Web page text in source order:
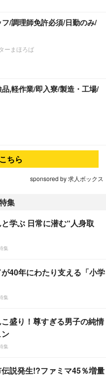
フ/調理師免許必須/日勤のみ/
ーまほろば
,軽作業/即入寮/製造・工場/
ちら
sponsored by 求人ボックス
集
学ぶ 日常に潜む“人身取
集
40年にわたり支える「小学
集
盛り！尊すぎる男子の純情
集
説発生!?ファミマ45％増量